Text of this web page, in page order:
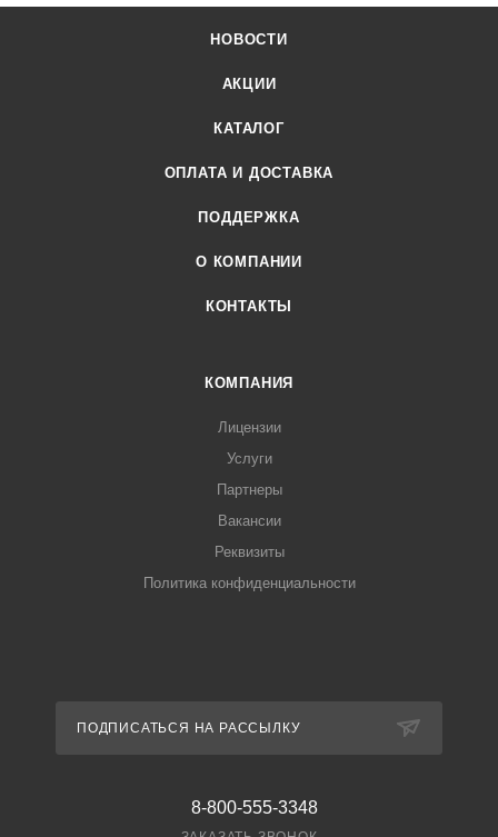
НОВОСТИ
АКЦИИ
КАТАЛОГ
ОПЛАТА И ДОСТАВКА
ПОДДЕРЖКА
О КОМПАНИИ
КОНТАКТЫ
КОМПАНИЯ
Лицензии
Услуги
Партнеры
Вакансии
Реквизиты
Политика конфиденциальности
ПОДПИСАТЬСЯ НА РАССЫЛКУ
8-800-555-3348